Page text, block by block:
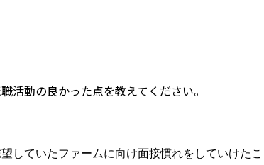
活動の良かった点を教えてください。
していたファームに向け面接慣れをしていけたこ